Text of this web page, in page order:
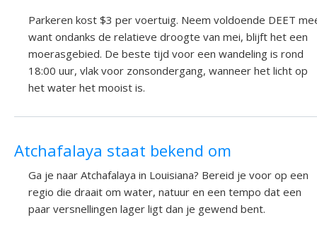
Parkeren kost $3 per voertuig. Neem voldoende DEET
want ondanks de relatieve droogte van mei, blijft het een
moerasgebied. De beste tijd voor een wandeling is rond
18:00 uur, vlak voor zonsondergang, wanneer het licht op
het water het mooist is.
Atchafalaya staat bekend om
Ga je naar Atchafalaya in Louisiana? Bereid je voor op een
regio die draait om water, natuur en een tempo dat een
paar versnellingen lager ligt dan je gewend bent.